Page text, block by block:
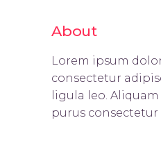
About
Lorem ipsum
consectetur
ligula leo.
purus